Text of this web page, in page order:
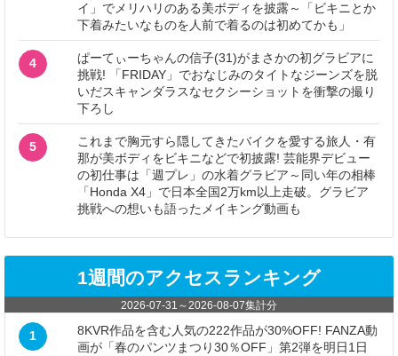
イ」でメリハリのある美ボディを披露～「ビキニとか
下着みたいなものを人前で着るのは初めてかも」
4
ぱーてぃーちゃんの信子(31)がまさかの初グラビアに
挑戦! 「FRIDAY」でおなじみのタイトなジーンズを脱
いだスキャンダラスなセクシーショットを衝撃の撮り
下ろし
5
これまで胸元すら隠してきたバイクを愛する旅人・有
那が美ボディをビキニなどで初披露! 芸能界デビュー
の初仕事は「週プレ」の水着グラビア～同い年の相棒
「Honda X4」で日本全国2万km以上走破。グラビア
挑戦への想いも語ったメイキング動画も
1週間のアクセスランキング
2026-07-31 ～2026-08-07集計分
1
8KVR作品を含む人気の222作品が30%OFF! FANZA動
画が「春のパンツまつり30％OFF」第2弾を明日1日